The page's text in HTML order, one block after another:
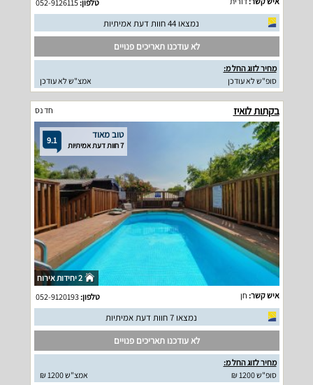
טלפון:052-9126115
נמצאו 44 חוות דעת אמיתיות
לא עודכנו תאריכים פנויים
מחיר לזוג החל מ:
סופ"ש לא עודכן
אמצ"ש לא עודכן
בקתות לואיז חד נס
9.1 טוב מאוד
7 חוות דעת אמיתיות
2 יחידות אירוח
איש קשר: חן טלפון:052-9120193
נמצאו 7 חוות דעת אמיתיות
לא עודכנו תאריכים פנויים
מחיר לזוג החל מ:
סופ"ש 1200 ₪
אמצ"ש 1200 ₪